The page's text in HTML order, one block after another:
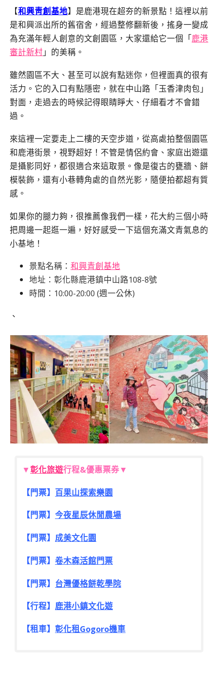
【和興靑創基地】是鹿港現在超夯的新景點！這裡以前
是和興派出所的舊宿舍，經過整修翻新後，搖身一變成
為充滿年輕人創意的文創園區，大家還給它一個「鹿港
審計新村 」的美稱。
雖然園區不大、甚至可以說有點迷你，但裡面真的很有
活力。它的入口有點隱密，就在中山路「玉香津肉包」
對面，走過去的時候記得眼睛睜大、仔細看才不會錯
過。
來這裡一定要走上二樓的天空步道，從高處拍整個園區
和鹿港街景，視野超好！不管是情侶約會、家庭出遊還
是攝影同好，都很適合來這取景。像是復古的甕牆、餅
模裝飾，還有小巷轉角處的自然光影，隨便拍都超有質
感。
如果你的腿力夠，很推薦像我們一樣，花大約三個小時
把周邊一起逛一遍，好好感受一下這個充滿文青氣息的
小基地！
景點名稱： 和興青創基地
地址：彰化縣鹿港鎮中山路108-8號
時間：10:00-20:00 (週一公休)
、
▼彰化旅遊行程&優惠票券▼
【門票】 百果山探索樂園
【門票】 今夜星辰休閒農場
【門票】 成美文化園
【門票】 卷木森活館門票
【門票】 台灣優格餅乾學院
【行程】 鹿港小鎮文化遊
【租車】 彰化租Gogoro機車